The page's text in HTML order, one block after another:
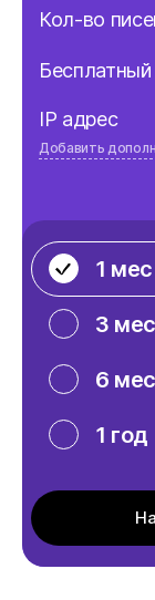
Кол-во
IP адрес
Добавить
1 мес
3 мес
6 мес
1 год